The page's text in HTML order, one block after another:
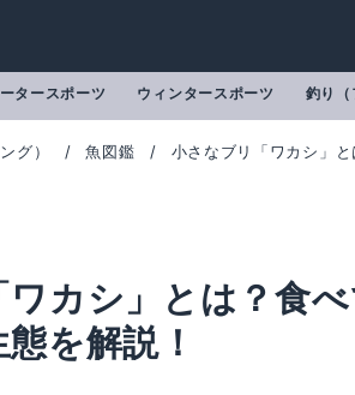
タースポーツ ウィンタースポーツ 釣り（
グ） 魚図鑑 小さなブリ「ワカシ」
カシ」とは？食
を解説！